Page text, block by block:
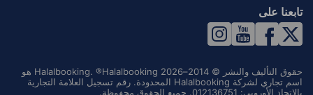
تابعنا على
حقوق التأليف والنشر © 2014–2026 Halalbooking. ®Halalbooking هو
اسم تجاري لشركة Halalbooking المحدودة. رقم تسجيل العلامة التجارية
بالاتحاد الأوروبي: 012136751. جميع الحقوق محفوظة.